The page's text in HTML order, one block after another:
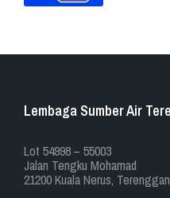
Lembaga Sumber Air
​​Lot 54998 – 55003
Jalan Tengku Mohamad
21200 Kuala Nerus,